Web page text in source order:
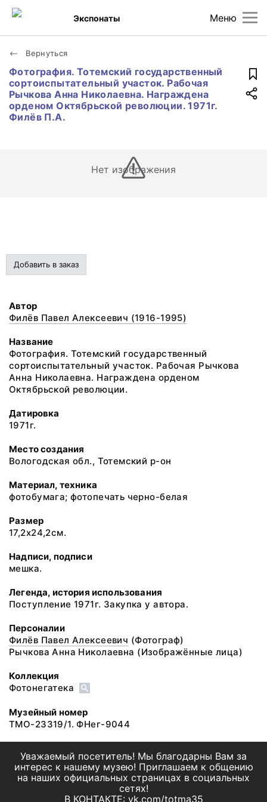
Меню
Экспонаты
Вернуться
Фотография. Тотемский государственный
сортоиспытательный участок. Рабочая
Рычкова Анна Николаевна. Награждена
орденом Октябрьской революции. 1971г.
Филёв П.А.
Нет изображения
Добавить в заказ
Автор
Филёв Павел Алексеевич (1916-1995)
Название
Фотография. Тотемский государственный
сортоиспытательный участок. Рабочая Рычкова
Анна Николаевна. Награждена орденом
Октябрьской революции.
Датировка
1971г.
Место создания
Вологодская обл., Тотемский р-он
Материал, техника
фотобумага; фотопечать черно-белая
Размер
17,2х24,2см.
Надписи, подписи
мешка.
Легенда, история использования
Поступление 1971г. Закупка у автора.
Персоналии
Филёв Павел Алексеевич (Фотограф)
Рычкова Анна Николаевна (Изображённые лица)
Коллекция
Фотонегатека
Музейный номер
ТМО-23319/1. ФНег-9044
Уважаемый посетитель! Мы благодарны Вам за
интерес к нашему музею! Приглашаем к общению
на наших официальных страницах в социальных
сетях!
В КОНТАКТЕ: vk.com/totma35